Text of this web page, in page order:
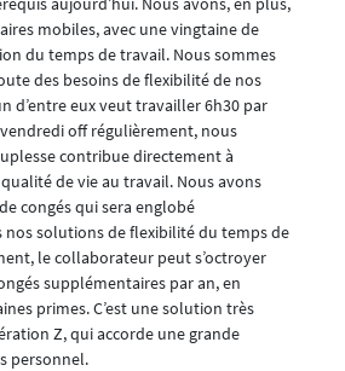
mobiles, avec une vingtaine de
du temps de travail. Nous sommes
des besoins de flexibilité de nos
d’entre eux veut travailler 6h30 par
off régulièrement, nous
contribue directement à
de vie au travail. Nous avons
congés qui sera englobé
nos solutions de flexibilité du temps de
le collaborateur peut s’octroyer
supplémentaires par an, en
primes. C’est une solution très
Z, qui accorde une grande
personnel.